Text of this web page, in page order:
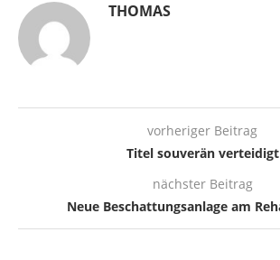
THOMAS
vorheriger Beitrag
Titel souverän verteidigt
nächster Beitrag
Neue Beschattungsanlage am